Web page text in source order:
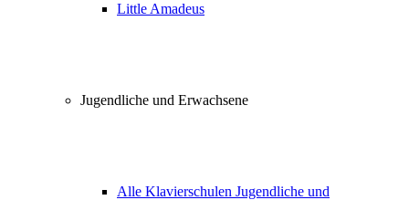
Little Amadeus
Jugendliche und Erwachsene
Alle Klavierschulen Jugendliche und